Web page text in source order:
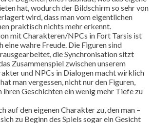
hat, wodurch der Bildschirm so sehr von
wird, dass man vom eigentlichen
praktisch nichts mehr erkennt.
mit Charakteren/NPCs in Fort Tarsis ist
eine wahre Freude. Die Figuren sind
die Synchronisation sitzt
Zusammenspiel zwischen unserem
und NPCs in Dialogen macht wirklich
man vergessen, nicht nur den Figuren,
ihren Geschichten ein wenig mehr Tiefe zu
auf den eigenen Charakter zu, den man –
zu Beginn des Spiels sogar ein Gesicht